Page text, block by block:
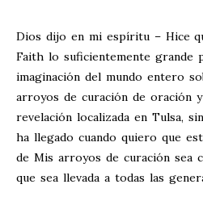
Dios dijo en mi espíritu – Hice
Faith lo suficientemente grande
imaginación del mundo entero
arroyos de curación de oración
revelación localizada en Tulsa,
ha llegado cuando quiero que
de Mis arroyos de curación sea
que sea llevada a todas las